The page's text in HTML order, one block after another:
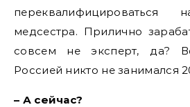
медсестра. Прилично
совсем не эксперт, да?
Россией никто не занимался
– А сейчас?